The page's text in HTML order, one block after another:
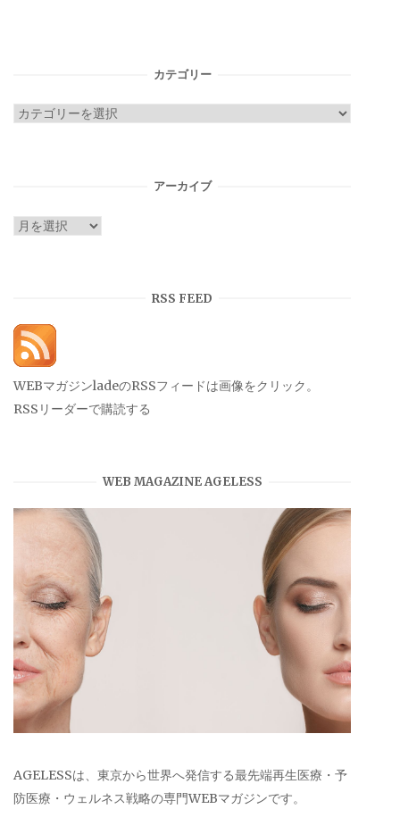
カテゴリー
カ
アーカイブ
ア
RSS FEED
WEBマガジンladeのRSSフィードは画像をクリック。
RSSリーダーで購読する
WEB MAGAZINE AGELESS
AGELESSは、東京から世界へ発信する最先端再生医療・予
防医療・ウェルネス戦略の専門WEBマガジンです。